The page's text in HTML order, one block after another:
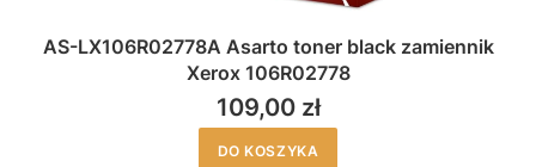
AS-LX106R02778A Asarto toner black zamiennik
Xerox 106R02778
109,00 zł
DO KOSZYKA